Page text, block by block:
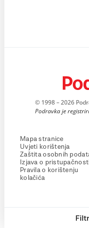
© 1998 – 2026
Podravka je
Mapa stranice
Uvjeti korištenja
Zaštita osobnih
Izjava o
Pravila o korištenju
kolačića